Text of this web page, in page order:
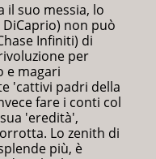
il suo messia, lo
non può
Infiniti) di
per
e magari
'cattivi padri della
fare i conti col
'eredità',
Lo zenith di
più, è